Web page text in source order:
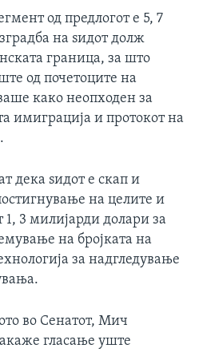
од предлогот е 5, 7
на ѕидот долж
граница, за што
од почетоците на
како неопходен за
имиграција и протокот на
дека ѕидот е скап и
на целите и
1, 3 милијарди долари за
на бројката на
за надгледување
во Сенатот, Мич
гласање уште